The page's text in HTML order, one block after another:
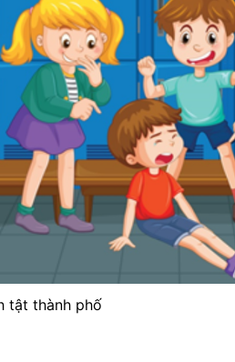
tật thành phố